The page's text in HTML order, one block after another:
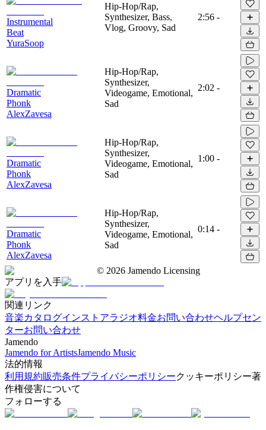
Instrumental
Beat
YuraSoop
Hip-Hop/Rap,
Synthesizer, Bass,
Vlog, Groovy, Sad
2:56 -
Dramatic
Phonk
AlexZavesa
Hip-Hop/Rap,
Synthesizer,
Videogame, Emotional,
Sad
2:02 -
Dramatic
Phonk
AlexZavesa
Hip-Hop/Rap,
Synthesizer,
Videogame, Emotional,
Sad
1:00 -
Dramatic
Phonk
AlexZavesa
Hip-Hop/Rap,
Synthesizer,
Videogame, Emotional,
Sad
0:14 -
© 2026 Jamendo Licensing
アプリを入手
関連リンク
音楽カタログインストアラジオ料金お問い合わせヘルプセン
ターお問い合わせ
Jamendo
Jamendo for ArtistsJamendo Music
法的情報
利用規約販売条件プライバシーポリシークッキーポリシー著
作権侵害について
フォローする